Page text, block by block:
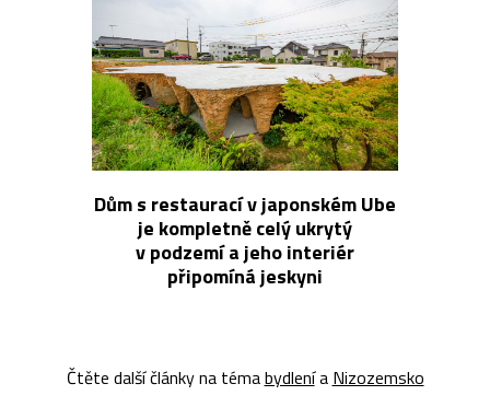
Dům s restaurací v japonském Ube
je kompletně celý ukrytý
v podzemí a jeho interiér
připomíná jeskyni
Čtěte další články na témabydlenía Nizozemsko